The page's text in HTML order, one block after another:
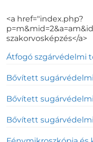
<a href="index.php?
szakorvosképzés</a>
Átfogó szgárvédelmi
Bővített
Bővített
Bővített